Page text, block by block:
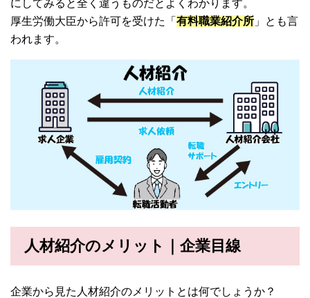
にしてみると全く違うものだとよくわかります。
厚生労働大臣から許可を受けた「 有料職業紹介所 」とも言
われます。
人材紹介のメリット｜企業目線
企業から見た人材紹介のメリットとは何でしょうか？